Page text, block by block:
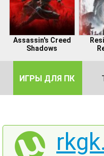
Assassin's Creed
Shadows
ИГРЫ ДЛЯ ПК